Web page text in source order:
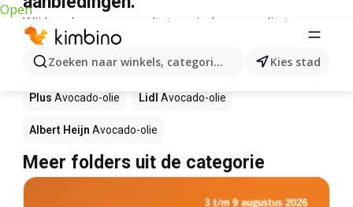
Open
Zoeken naar winkels, categorieën, producten...
Kies stad
Wij konden geen resultaten vinden voor die term.
Avocado-olie in actie – Waar te
koop?
Plus Avocado-olie Lidl Avocado-olie
Albert Heijn Avocado-olie
Meer folders uit de categorie